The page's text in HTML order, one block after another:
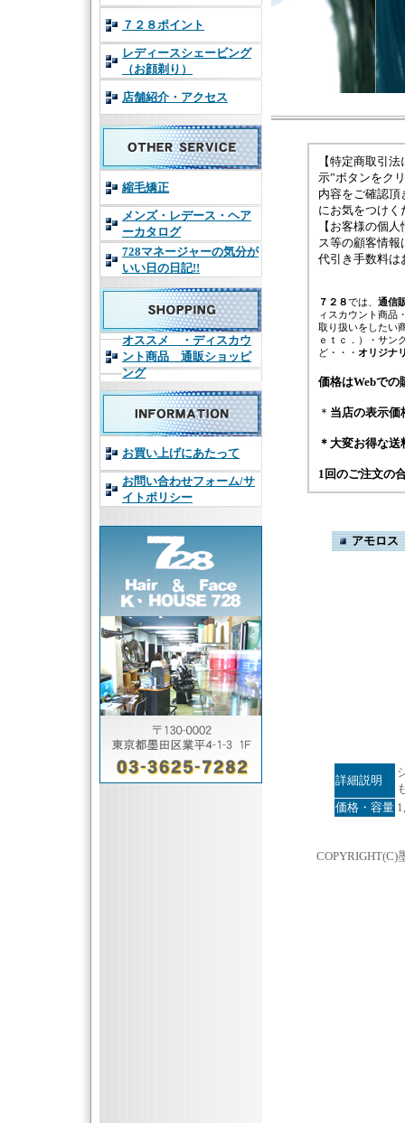
７２８ポイント
レディースシェービング
（お顔剃り）
店舗紹介・アクセス
縮毛矯正
メンズ・レデース・ヘア
ーカタログ
728マネージャーの気分が
いい日の日記!!
オススメ ・ディスカウ
ント商品 通販ショッピ
ング
お買い上げにあたって
お問い合わせフォーム/サ
イトポリシー
【特定商取引
示”ボタンをク
内容をご確認頂
にお気をつけく
【お客様の個
ス等の顧客情報
代引き手数料は
７２８では、 通信
ィスカウント商品
取り扱いをしたい
ｅｔｃ．）・サン
ど・・・ オリジナ
価格はWebでの
＊ 当店の表示価
＊ 大変お得な送
1回のご注文の
アモロ
詳細説明
価格・容量
COPYRIGHT(C)